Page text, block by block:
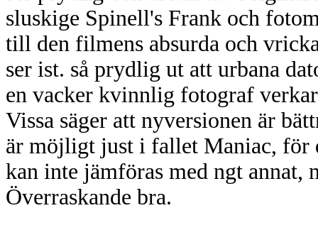
sluskige Spinell's Frank och
till den filmens absurda och
ser ist. så prydlig ut att urbana
en vacker kvinnlig fotograf
Vissa säger att nyversionen är
är möjligt just i fallet Maniac, för
kan inte jämföras med ngt annat,
Överraskande bra.